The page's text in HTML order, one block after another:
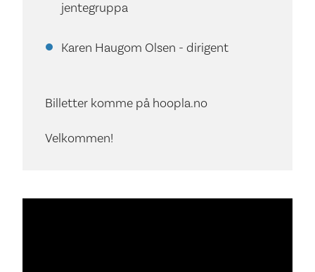
jentegruppa
Karen Haugom Olsen - dirigent
Billetter komme på hoopla.no
Velkommen!